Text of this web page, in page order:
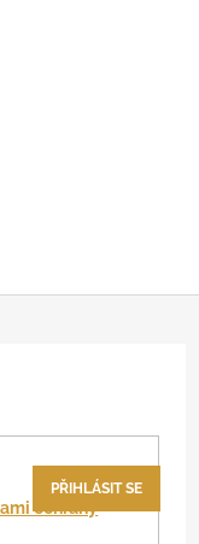
ochrany
PŘIHLÁSIT SE